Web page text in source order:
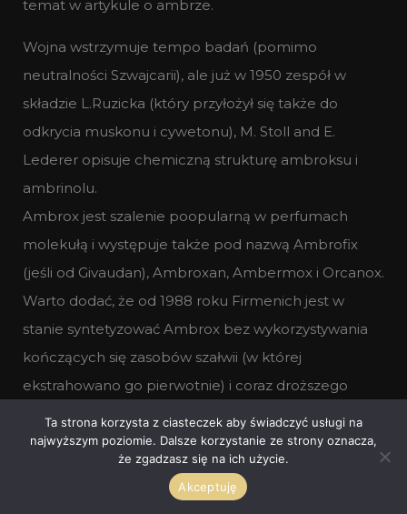
temat w artykule o ambrze.
Wojna wstrzymuje tempo badań (pomimo
neutralności Szwajcarii), ale już w 1950 zespół w
składzie L.Ruzicka (który przyłożył się także do
odkrycia muskonu i cywetonu), M. Stoll and E.
Lederer opisuje chemiczną strukturę ambroksu i
ambrinolu.
Ambrox jest szalenie poopularną w perfumach
molekułą i występuje także pod nazwą Ambrofix
(jeśli od Givaudan), Ambroxan, Ambermox i Orcanox.
Warto dodać, że od 1988 roku Firmenich jest w
stanie syntetyzować Ambrox bez wykorzystywania
kończących się zasobów szałwii (w której
ekstrahowano go pierwotnie) i coraz droższego
tytoniu.
A w 2016 roku (też) Firmenich wprowadza na rynek
Ambrox Super – jeszcze lepszy i jeszcze
Ta strona korzysta z ciasteczek aby świadczyć usługi na
najwyższym poziomie. Dalsze korzystanie ze strony oznacza,
że zgadzasz się na ich użycie.
Akceptuję